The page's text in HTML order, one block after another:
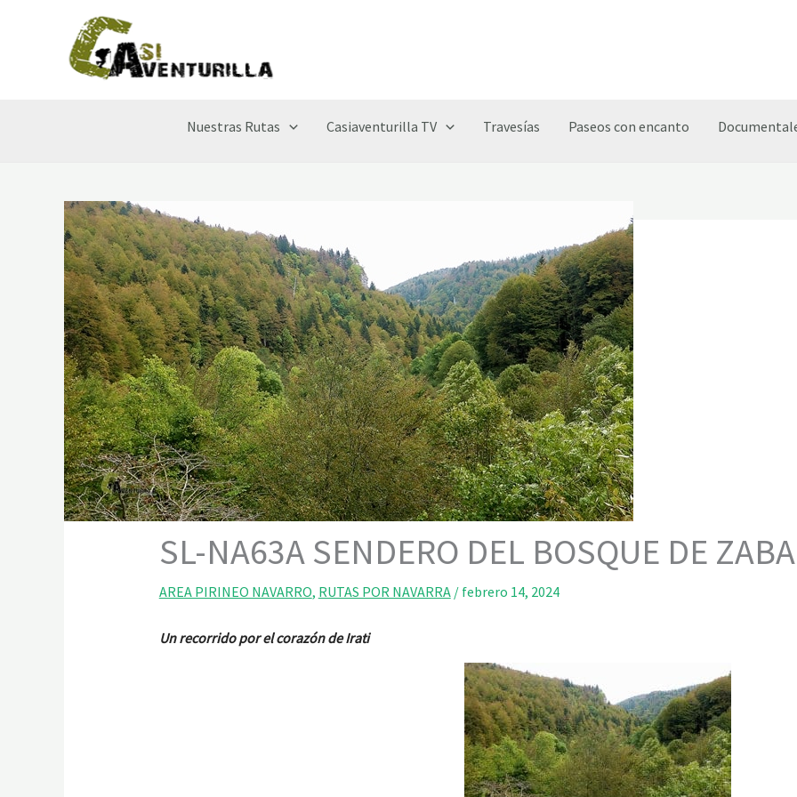
Nuestras Rutas Casiaventurilla TV Travesías Paseos con encanto
SL-NA63A SENDERO DEL BOSQUE DE
AREA PIRINEO NAVARRO, RUTAS POR NAVARRA/ febrero 14, 2024
Un recorrido por el corazón de Irati